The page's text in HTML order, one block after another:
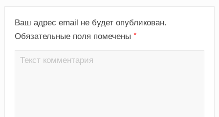
Ваш адрес email не будет опубликован.
Обязательные поля помечены *